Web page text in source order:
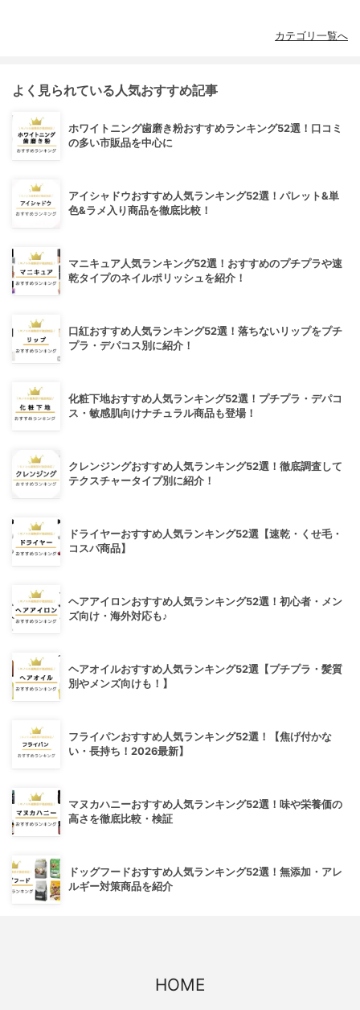
カテゴリ一覧へ
よく見られている人気おすすめ記事
ホワイトニング歯磨き粉おすすめランキング52選！口コミ
の多い市販品を中心に
アイシャドウおすすめ人気ランキング52選！パレット&単
色&ラメ入り商品を徹底比較！
マニキュア人気ランキング52選！おすすめのプチプラや速
乾タイプのネイルポリッシュを紹介！
口紅おすすめ人気ランキング52選！落ちないリップをプチ
プラ・デパコス別に紹介！
化粧下地おすすめ人気ランキング52選！プチプラ・デパコ
ス・敏感肌向けナチュラル商品も登場！
クレンジングおすすめ人気ランキング52選！徹底調査して
テクスチャータイプ別に紹介！
ドライヤーおすすめ人気ランキング52選【速乾・くせ毛・
コスパ商品】
ヘアアイロンおすすめ人気ランキング52選！初心者・メン
ズ向け・海外対応も♪
ヘアオイルおすすめ人気ランキング52選【プチプラ・髪質
別やメンズ向けも！】
フライパンおすすめ人気ランキング52選！【焦げ付かな
い・長持ち！2026最新】
マヌカハニーおすすめ人気ランキング52選！味や栄養価の
高さを徹底比較・検証
ドッグフードおすすめ人気ランキング52選！無添加・アレ
ルギー対策商品を紹介
HOME